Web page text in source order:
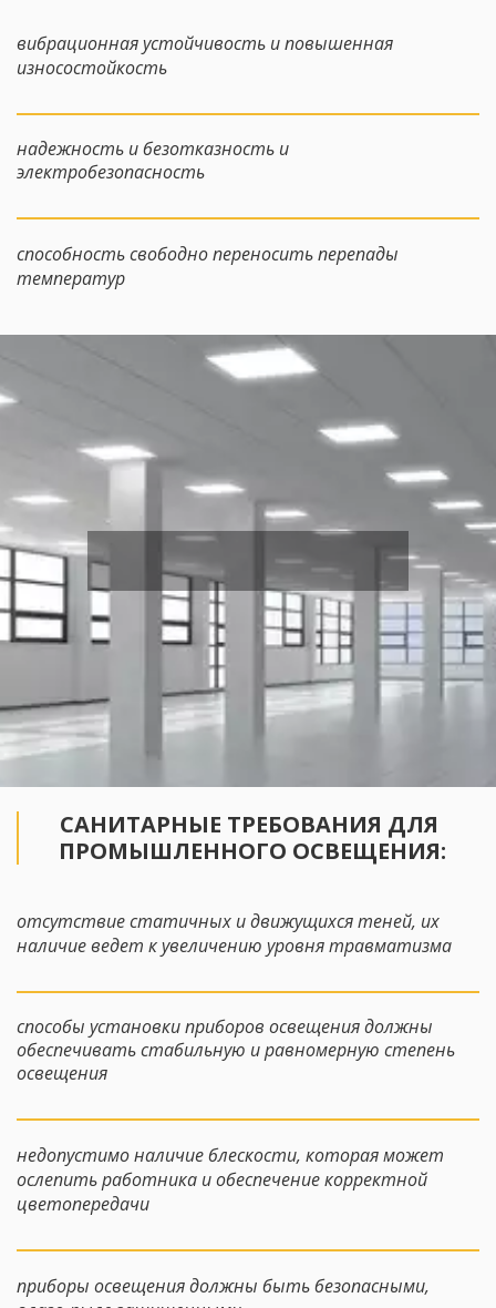
вибрационная устойчивость и повышенная
износостойкость
надежность и безотказность и
электробезопасность
способность свободно переносить перепады
температур
САНИТАРНЫЕ ТРЕБОВАНИЯ ДЛЯ
ПРОМЫШЛЕННОГО ОСВЕЩЕНИЯ:
отсутствие статичных и движущихся теней, их
наличие ведет к увеличению уровня травматизма
способы установки приборов освещения должны
обеспечивать стабильную и равномерную степень
освещения
недопустимо наличие блескости, которая может
ослепить работника и обеспечение корректной
цветопередачи
приборы освещения должны быть безопасными,